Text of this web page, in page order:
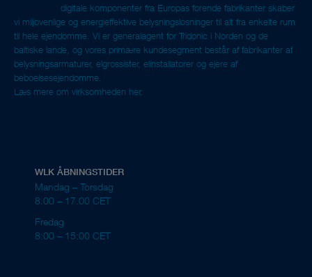
digitale komponenter fra Europas førende fabrikanter skaber
vi miljøvenlige og energieffektive belysningsløsninger til alt fra enkelte rum
til hele ejendomme. Vi er generalagent for Tridonic i Norden og de
baltiske lande, og vores primære kundesegment består af fabrikanter af
belysningsarmaturer, elgrossister, elinstallatører og ejere af
beboelsesejendomme.
Læs mere om virksomheden her.
WLK ÅBNINGSTIDER
Mandag – Torsdag
8.00 – 17.00 CET
Fredag
8:00 – 15:00 CET